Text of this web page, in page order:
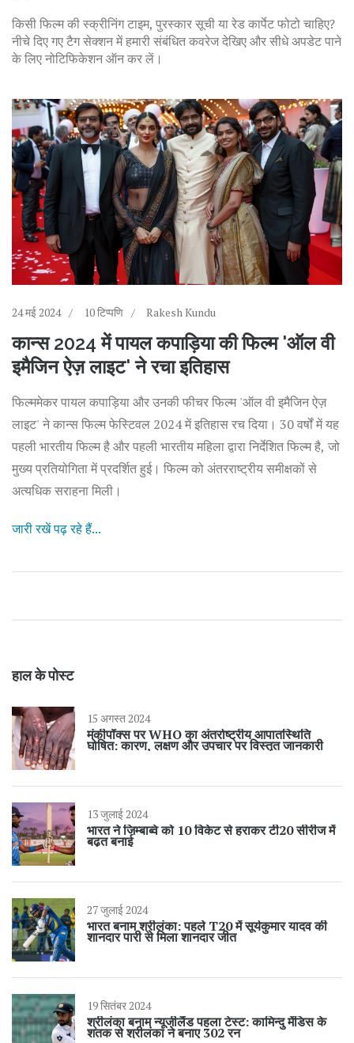
किसी फिल्म की स्क्रीनिंग टाइम, पुरस्कार सूची या रेड कार्पेट फोटो चाहिए?
नीचे दिए गए टैग सेक्शन में हमारी संबंधित कवरेज देखिए और सीधे अपडेट पाने
के लिए नोटिफिकेशन ऑन कर लें।
24 मई 2024 10 टिप्पणि Rakesh Kundu
कान्स 2024 में पायल कपाड़िया की फिल्म 'ऑल वी
इमैजिन ऐज़ लाइट' ने रचा इतिहास
फिल्ममेकर पायल कपाड़िया और उनकी फीचर फिल्म 'ऑल वी इमैजिन ऐज़
लाइट' ने कान्स फिल्म फेस्टिवल 2024 में इतिहास रच दिया। 30 वर्षों में यह
पहली भारतीय फिल्म है और पहली भारतीय महिला द्वारा निर्देशित फिल्म है, जो
मुख्य प्रतियोगिता में प्रदर्शित हुई। फिल्म को अंतरराष्ट्रीय समीक्षकों से
अत्यधिक सराहना मिली।
जारी रखें पढ़ रहे हैं...
हाल के पोस्ट
15 अगस्त 2024
मंकीपॉक्स पर WHO का अंतर्राष्ट्रीय आपातस्थिति
घोषित: कारण, लक्षण और उपचार पर विस्तृत जानकारी
13 जुलाई 2024
भारत ने जिम्बाब्वे को 10 विकेट से हराकर टी20 सीरीज में
बढ़त बनाई
27 जुलाई 2024
भारत बनाम श्रीलंका: पहले T20 में सूर्यकुमार यादव की
शानदार पारी से मिला शानदार जीत
19 सितंबर 2024
श्रीलंका बनाम न्यूजीलैंड पहला टेस्ट: कामिन्दु मेंडिस के
शतक से श्रीलंका ने बनाए 302 रन